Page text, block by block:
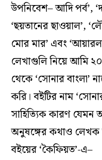
উপনিবেশ– আদি পর্ব’,
‘ছয়তানের ছাওয়াল’,
মোর মার’ এবং
লেখাগুলি নিয়ে আমি
থেকে ‘সোনার বাংলা’
করি। বইটির নাম
সাহিত্যিক কারণ
অনুষঙ্গের কথাও
বইয়ের ‘কৈফিয়ত’-এ–